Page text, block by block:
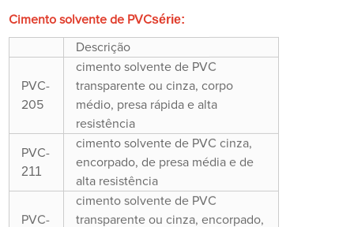
Cimento solvente de PVCsérie:
Descrição
PVC-
205
cimento solvente de PVC
transparente ou cinza, corpo
médio, presa rápida e alta
resistência
PVC-
211
cimento solvente de PVC cinza,
encorpado, de presa média e de
alta resistência
PVC-
cimento solvente de PVC
transparente ou cinza, encorpado,